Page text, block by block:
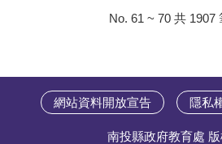
No. 61 ~ 70 共 1907
網站資料開放宣告 隱私
南投縣政府教育處